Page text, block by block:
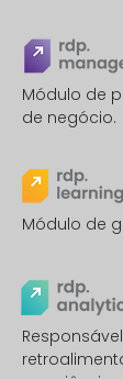
Módulo de
de negócio.
Módulo de